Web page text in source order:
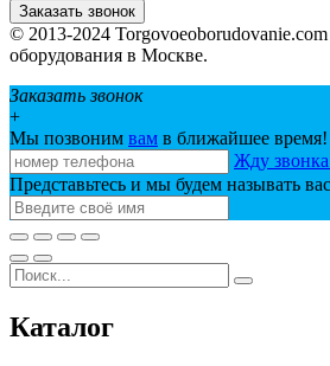
Заказать звонок
© 2013-2024
оборудования в Москве.
Заказать звонок
+
Мы позвоним вам в ближайшее время!
Жду
Представьтесь и мы будем называть
Каталог